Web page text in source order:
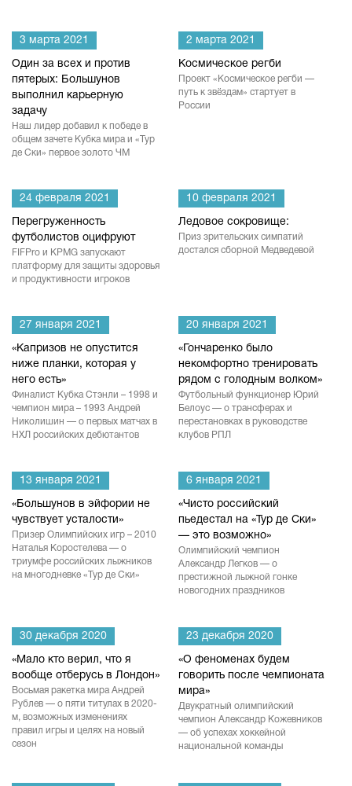
3 марта 2021
Один за всех и против
пятерых: Большунов
выполнил карьерную
задачу
Наш лидер добавил к победе в
общем зачете Кубка мира и «Тур
де Ски» первое золото ЧМ
2 марта 2021
Космическое регби
Проект «Космическое регби —
путь к звёздам» стартует в
России
24 февраля 2021
Перегруженность
футболистов оцифруют
FIFPro и KPMG запускают
платформу для защиты здоровья
и продуктивности игроков
10 февраля 2021
Ледовое сокровище:
Приз зрительских симпатий
достался сборной Медведевой
27 января 2021
«Капризов не опустится
ниже планки, которая у
него есть»
Финалист Кубка Стэнли – 1998 и
чемпион мира – 1993 Андрей
Николишин — о первых матчах в
НХЛ российских дебютантов
20 января 2021
«Гончаренко было
некомфортно тренировать
рядом с голодным волком»
Футбольный функционер Юрий
Белоус — о трансферах и
перестановках в руководстве
клубов РПЛ
13 января 2021
«Большунов в эйфории не
чувствует усталости»
Призер Олимпийских игр – 2010
Наталья Коростелева — о
триумфе российских лыжников
на многодневке «Тур де Ски»
6 января 2021
«Чисто российский
пьедестал на «Тур де Ски»
— это возможно»
Олимпийский чемпион
Александр Легков — о
престижной лыжной гонке
новогодних праздников
30 декабря 2020
«Мало кто верил, что я
вообще отберусь в Лондон»
Восьмая ракетка мира Андрей
Рублев — о пяти титулах в 2020-
м, возможных изменениях
правил игры и целях на новый
сезон
23 декабря 2020
«О феноменах будем
говорить после чемпионата
мира»
Двукратный олимпийский
чемпион Александр Кожевников
— об успехах хоккейной
национальной команды